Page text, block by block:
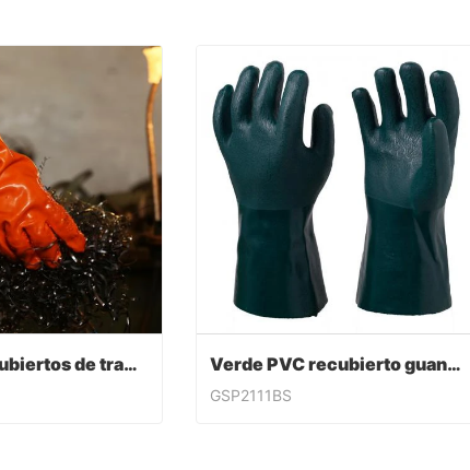
Guantes recubiertos de trabajo de PVC Verde PVC recubierto guantes acabado sandy
GSP2111BS